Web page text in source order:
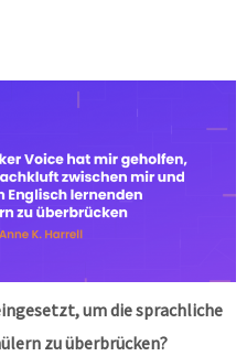
um die sprachliche
zu überbrücken?